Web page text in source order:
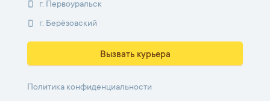
г. Первоуральск
г. Берёзовский
Вызвать курьера
Политика конфиденциальности